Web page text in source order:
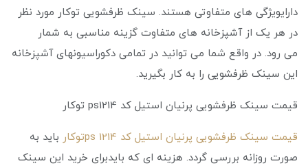
دارایویژگی های متفاوتی هستند. سینک ظرفشویی توکار مورد نظر
در هر یک از آشپزخانه های متفاوت گزینه مناسبی به شمار
می ‌رود. در واقع شما می توانید در تمامی دکوراسیونهای آشپزخانه
این سینک ظرفشویی را به کار بگیرید.
قیمت سینک ظرفشویی پرنیان استیل کد ps1214 توکار
قیمت سینک ظرفشویی پرنیان استیل کد ps 1214توکار
باید به
صورت روزانه بررسی گردد. هزینه ‌ای که بایدبرای خرید این سینک